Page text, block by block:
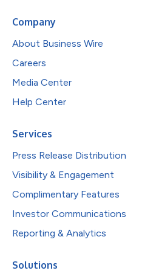
Company
About Business Wire
Careers
Media Center
Help Center
Services
Press Release Distribution
Visibility & Engagement
Complimentary Features
Investor Communications
Reporting & Analytics
Solutions